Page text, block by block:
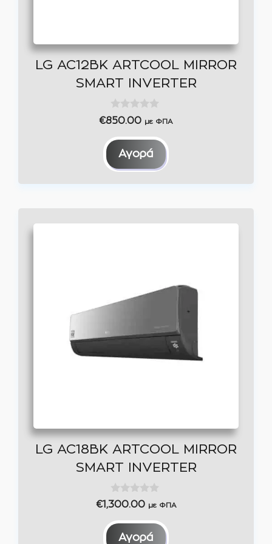
LG AC12BK ARTCOOL MIRROR
SMART INVERTER
0
o
u
t
5
€850.00 με ΦΠΑ
Αγορά
LG AC18BK ARTCOOL MIRROR
SMART INVERTER
0
o
u
t
€1,300.00 με ΦΠΑ
Αγορά